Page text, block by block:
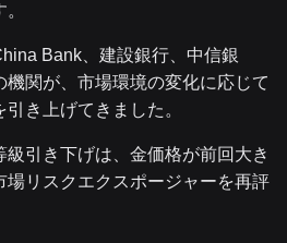
Bank、建設銀行、中信銀
関が、市場環境の変化に応じて
き上げてきました。
引き下げは、金価格が前回大き
場リスクエクスポージャーを再評